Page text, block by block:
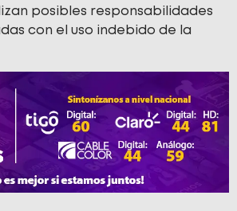
posibles responsabilidades
con el uso indebido de la